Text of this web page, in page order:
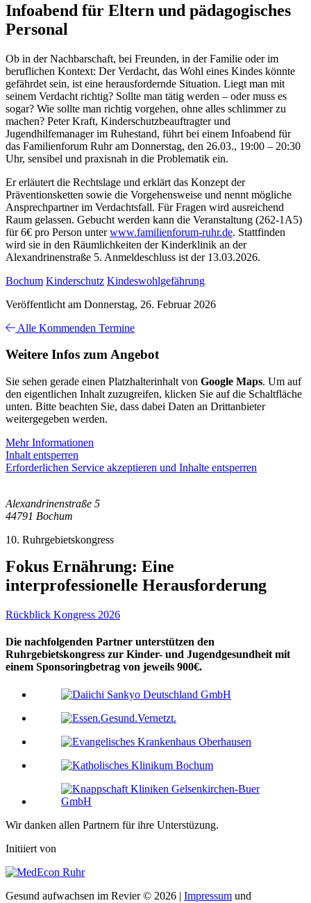
Infoabend für Eltern und pädagogisches
Personal
Ob in der Nachbarschaft, bei Freunden, in der Familie oder im
beruflichen Kontext: Der Verdacht, das Wohl eines Kindes könnte
gefährdet sein, ist eine herausfordernde Situation. Liegt man mit
seinem Verdacht richtig? Sollte man tätig werden – oder muss es
sogar? Wie sollte man richtig vorgehen, ohne alles schlimmer zu
machen? Peter Kraft, Kinderschutzbeauftragter und
Jugendhilfemanager im Ruhestand, führt bei einem Infoabend für
das Familienforum Ruhr am Donnerstag, den 26.03., 19:00 – 20:30
Uhr, sensibel und praxisnah in die Problematik ein.
Er erläutert die Rechtslage und erklärt das Konzept der
Präventionsketten sowie die Vorgehensweise und nennt mögliche
Ansprechpartner im Verdachtsfall. Für Fragen wird ausreichend
Raum gelassen. Gebucht werden kann die Veranstaltung (262-1A5)
für 6€ pro Person unterwww.familienforum-ruhr.de. Stattfinden
wird sie in den Räumlichkeiten der Kinderklinik an der
Alexandrinenstraße 5. Anmeldeschluss ist der 13.03.2026.
Bochum Kinderschutz Kindeswohlgefährung
Veröffentlicht am Donnerstag, 26. Februar 2026
Alle Kommenden Termine
Weitere Infos zum Angebot
Sie sehen gerade einen Platzhalterinhalt von Google Maps. Um auf
den eigentlichen Inhalt zuzugreifen, klicken Sie auf die Schaltfläche
unten. Bitte beachten Sie, dass dabei Daten an Drittanbieter
weitergegeben werden.
Mehr Informationen
Inhalt entsperren
Erforderlichen Service akzeptieren und Inhalte entsperren
Alexandrinenstraße 5
44791 Bochum
10. Ruhrgebietskongress
Fokus Ernährung: Eine
interprofessionelle Herausforderung
Rückblick Kongress 2026
Die nachfolgenden Partner unterstützen den
Ruhrgebietskongress zur Kinder- und Jugendgesundheit mit
einem Sponsoringbetrag von jeweils 900€.
Wir danken allen Partnern für ihre Unterstüzung.
Initiiert von
Gesund aufwachsen im Revier © 2026 | Impressum und